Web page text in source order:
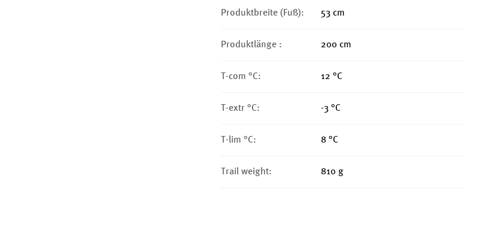
Produktbreite (Fuß): 53 cm
Produktlänge : 200 cm
T-com °C: 12 °C
T-extr °C: -3 °C
T-lim °C: 8 °C
Trail weight: 810 g